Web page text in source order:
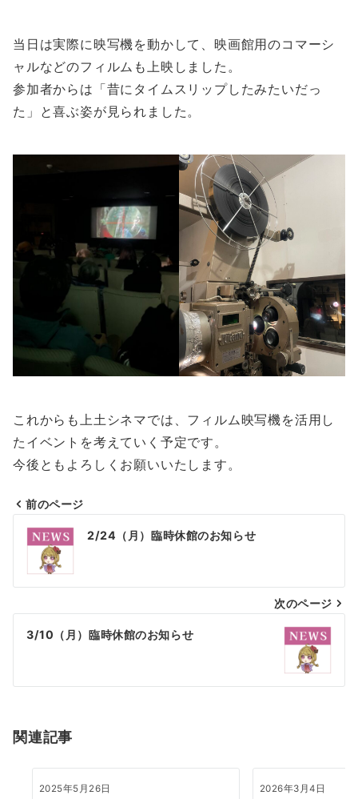
当日は実際に映写機を動かして、映画館用のコマーシ
ャルなどのフィルムも上映しました。
参加者からは「昔にタイムスリップしたみたいだっ
た」と喜ぶ姿が見られました。
これからも上土シネマでは、フィルム映写機を活用し
たイベントを考えていく予定です。
今後ともよろしくお願いいたします。
投
ナ
ビ
ゲ
シ
ン
前のページ
2/24（月）臨時休館のお知らせ
次のページ
3/10（月）臨時休館のお知らせ
関連記事
2025年5月26日 2026年3月4日